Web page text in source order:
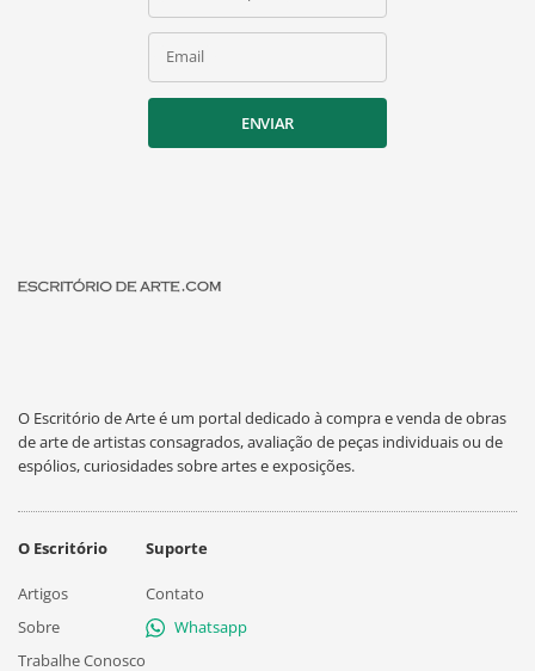
Email
ENVIAR
O Escritório de Arte é um portal dedicado à compra e venda de obras
de arte de artistas consagrados, avaliação de peças individuais ou de
espólios, curiosidades sobre artes e exposições.
O Escritório
Artigos
Sobre
Trabalhe Conosco
Suporte
Contato
Whatsapp